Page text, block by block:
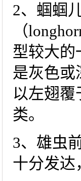
2、蝈蝈
（
型较大的
是灰色或
以左翅
类。
3、雄虫
十分发达